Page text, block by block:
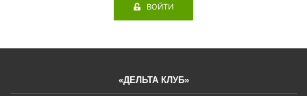
ВОЙТИ
«ДЕЛЬТА КЛУБ»